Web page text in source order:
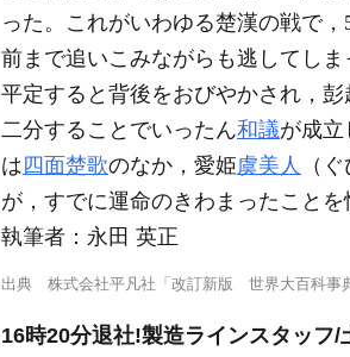
った。これがいわゆる楚漢の戦で
前まで追いこみながらも逃してし
平定すると背後をおびやかされ，
二分することでいったん和議が成
は四面楚歌のなか，愛姫虞美人 （
が，すでに運命のきわまったこと
執筆者： 永田 英正
出典 株式会社平凡社「改訂新版 世界大百科事
16時20分退社!製造ラインスタッフ